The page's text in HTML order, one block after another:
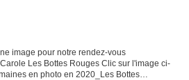
image pour notre rendez-vous
Les Bottes Rouges Clic sur l'image ci-
en photo en 2020_Les Bottes